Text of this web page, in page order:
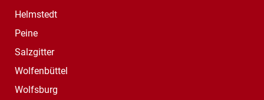
Helmstedt
Peine
Salzgitter
Wolfenbüttel
Wolfsburg